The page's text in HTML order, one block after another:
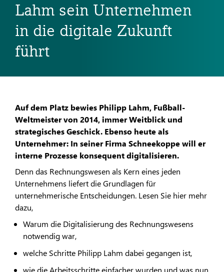
Lahm sein Unternehmen
in die digitale Zukunft
führt
Auf dem Platz bewies Philipp Lahm, Fußball-
Weltmeister von 2014, immer Weitblick und
strategisches Geschick. Ebenso heute als
Unternehmer: In seiner Firma Schneekoppe will er
interne Prozesse konsequent digitalisieren.
Denn das Rechnungswesen als Kern eines jeden
Unternehmens liefert die Grundlagen für
unternehmerische Entscheidungen. Lesen Sie hier mehr
dazu,
Warum die Digitalisierung des Rechnungswesens
notwendig war,
welche Schritte Philipp Lahm dabei gegangen ist,
wie die Arbeitsschritte einfacher wurden und was nun